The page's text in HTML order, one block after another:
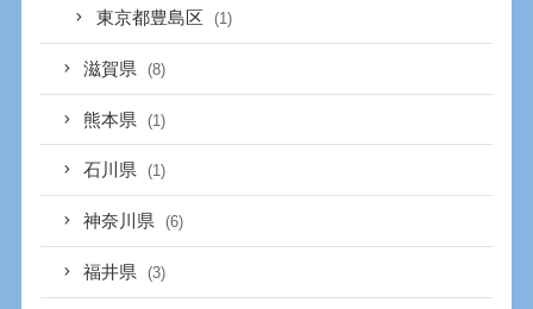
東京都豊島区 (1)
滋賀県 (8)
熊本県 (1)
石川県 (1)
神奈川県 (6)
福井県 (3)